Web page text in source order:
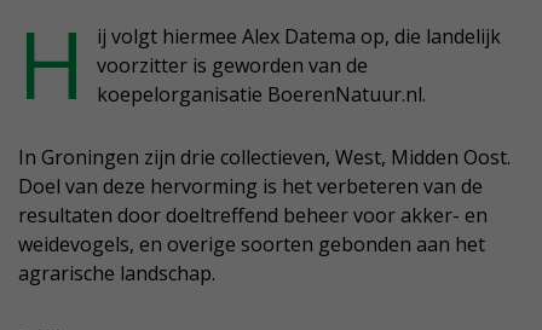
H
ij volgt hiermee Alex Datema op, die landelijk
voorzitter is geworden van de
koepelorganisatie BoerenNatuur.nl.
In Groningen zijn drie collectieven, West, Midden Oost.
Doel van deze hervorming is het verbeteren van de
resultaten door doeltreffend beheer voor akker- en
weidevogels, en overige soorten gebonden aan het
agrarische landschap.